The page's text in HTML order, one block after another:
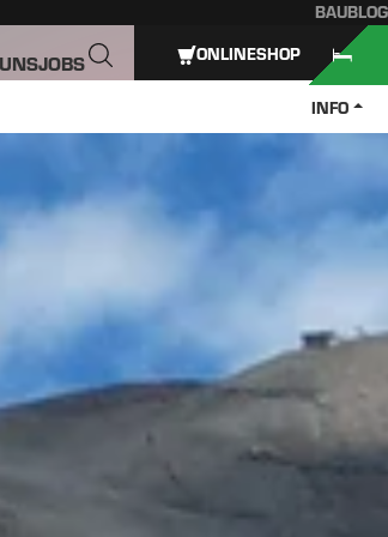
BAUBLOG
JOBS
INFO
ONLINESHOP